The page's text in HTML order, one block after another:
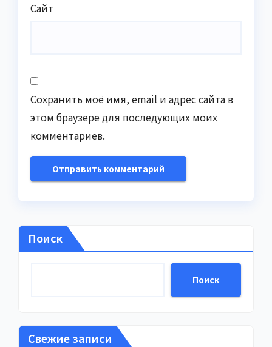
Сайт
Сохранить моё имя, email и адрес сайта в
этом браузере для последующих моих
комментариев.
Поиск
Поиск
Свежие записи